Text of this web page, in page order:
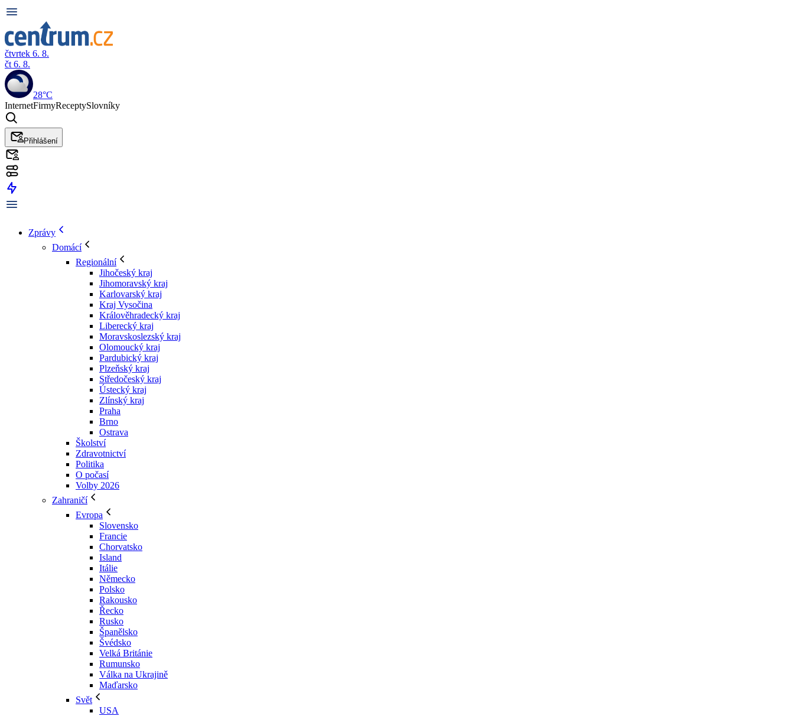
čtvrtek 6. 8.
čt 6. 8.
28°C
InternetFirmyReceptySlovníky
Přihlášení
Zprávy
Domácí
Regionální
Jihočeský kraj
Jihomoravský kraj
Karlovarský kraj
Kraj Vysočina
Králověhradecký kraj
Liberecký kraj
Moravskoslezský kraj
Olomoucký kraj
Pardubický kraj
Plzeňský kraj
Středočeský kraj
Ústecký kraj
Zlínský kraj
Praha
Brno
Ostrava
Školství
Zdravotnictví
Politika
O počasí
Volby 2026
Zahraničí
Evropa
Slovensko
Francie
Chorvatsko
Island
Itálie
Německo
Polsko
Rakousko
Řecko
Rusko
Španělsko
Švédsko
Velká Británie
Rumunsko
Válka na Ukrajině
Maďarsko
Svět
USA